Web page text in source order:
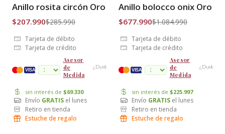
Envío Gratis
Anillo rosita circón Oro 18k
$207.990$285.990
Tarjeta de débito
Tarjeta de crédito
VISA
Asesor
de
Medida
¿Dudas? cuotas
sin interés de $69.330
Envío GRATIS el lunes
Retiro en tienda
Estuche de regalo
Envío Gratis
Anillo bolocco onix Oro
$677.990$1.084.990
Tarjeta de débito
Tarjeta de crédito
VISA
Asesor
de
Medida
¿Dudas?
sin interés de $225.997
Envío GRATIS el lunes
Retiro en tienda
Estuche de regalo